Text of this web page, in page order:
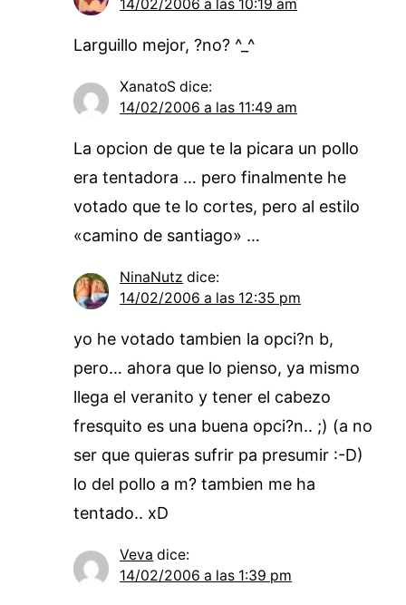
14/02/2006 a las 10:19 am
Larguillo mejor, ?no? ^_^
XanatoS dice:
14/02/2006 a las 11:49 am
La opcion de que te la picara un pollo
era tentadora … pero finalmente he
votado que te lo cortes, pero al estilo
«camino de santiago» …
NinaNutz dice:
14/02/2006 a las 12:35 pm
yo he votado tambien la opci?n b,
pero… ahora que lo pienso, ya mismo
llega el veranito y tener el cabezo
fresquito es una buena opci?n.. ;) (a no
ser que quieras sufrir pa presumir :-D)
lo del pollo a m? tambien me ha
tentado.. xD
Veva dice:
14/02/2006 a las 1:39 pm